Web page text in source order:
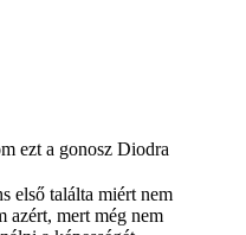
ezt a gonosz Diodra
első találta miért nem
azért, mert még nem